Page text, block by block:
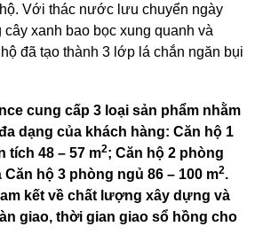
Với thác nước lưu chuyển ngày
cây xanh bao bọc xung quanh và
đã tạo thành 3 lớp lá chắn ngăn bụi
cung cấp 3 loại sản phẩm nhằm
dạng của khách hàng: Căn hộ 1
tích 48 – 57 m2; Căn hộ 2 phòng
Căn hộ 3 phòng ngủ 86 – 100 m2.
kết về chất lượng xây dựng và
giao, thời gian giao sổ hồng cho